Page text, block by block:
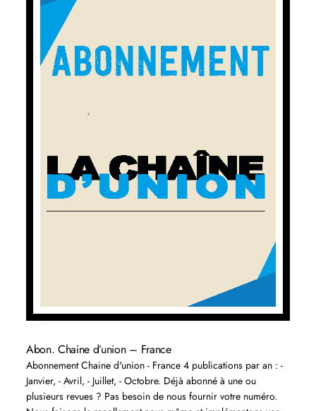
Abon. Chaine d’union – France
Abonnement Chaine d'union - France 4 publications par an : -
Janvier, - Avril, - Juillet, - Octobre. Déjà abonné à une ou
plusieurs revues ? Pas besoin de nous fournir votre numéro.